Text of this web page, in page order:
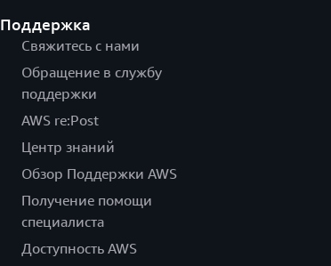
Поддержка
Свяжитесь с нами
Обращение в службу
поддержки
AWS re:Post
Центр знаний
Обзор Поддержки AWS
Получение помощи
специалиста
Доступность AWS